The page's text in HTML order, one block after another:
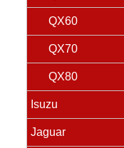
QX60
QX70
QX80
Isuzu
Jaguar